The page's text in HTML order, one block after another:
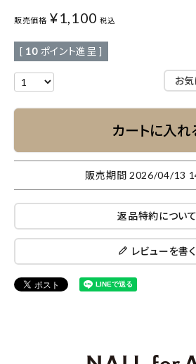
販売価格 ¥1,100 税込
[ 10 ポイント進呈 ]
お
カートに入れ
販売期間 2026/04/13
返品特約について
レビューを書く